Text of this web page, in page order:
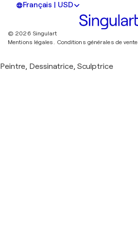
Français | USD
© 2026 Singulart
Mentions légales. Conditions générales de vente
Peintre, Dessinatrice, Sculptrice